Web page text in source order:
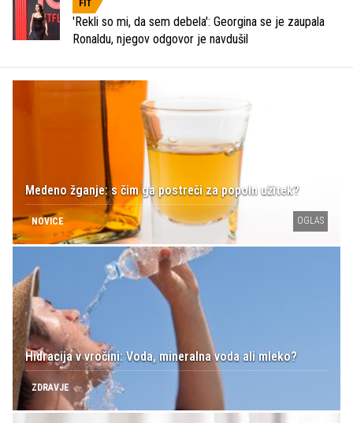
FIT
'Rekli so mi, da sem debela': Georgina se je zaupala
Ronaldu, njegov odgovor je navdušil
Medeno žganje: s čim ga postreči za popoln užitek?
NOVICE OGLAS
Hidracija v vročini: Voda, mineralna voda ali mleko?
ZDRAVJE